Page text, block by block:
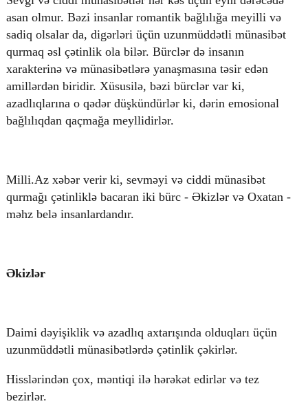
© 2026. Shownews.az
Created by Netservice.az
asan olmur. Bəzi insanlar romantik bağlılığa meyilli və
sadiq olsalar da, digərləri üçün uzunmüddətli münasibət
qurmaq əsl çətinlik ola bilər. Bürclər də insanın
xarakterinə və münasibətlərə yanaşmasına təsir edən
amillərdən biridir. Xüsusilə, bəzi bürclər var ki,
azadlıqlarına o qədər düşkündürlər ki, dərin emosional
bağlılıqdan qaçmağa meyllidirlər.
Milli.Az xəbər verir ki, sevməyi və ciddi münasibət
qurmağı çətinliklə bacaran iki bürc - Əkizlər və Oxatan -
məhz belə insanlardandır.
Əkizlər
Daimi dəyişiklik və azadlıq axtarışında olduqları üçün
uzunmüddətli münasibətlərdə çətinlik çəkirlər.
Hisslərindən çox, məntiqi ilə hərəkət edirlər və tez
bezirlər.